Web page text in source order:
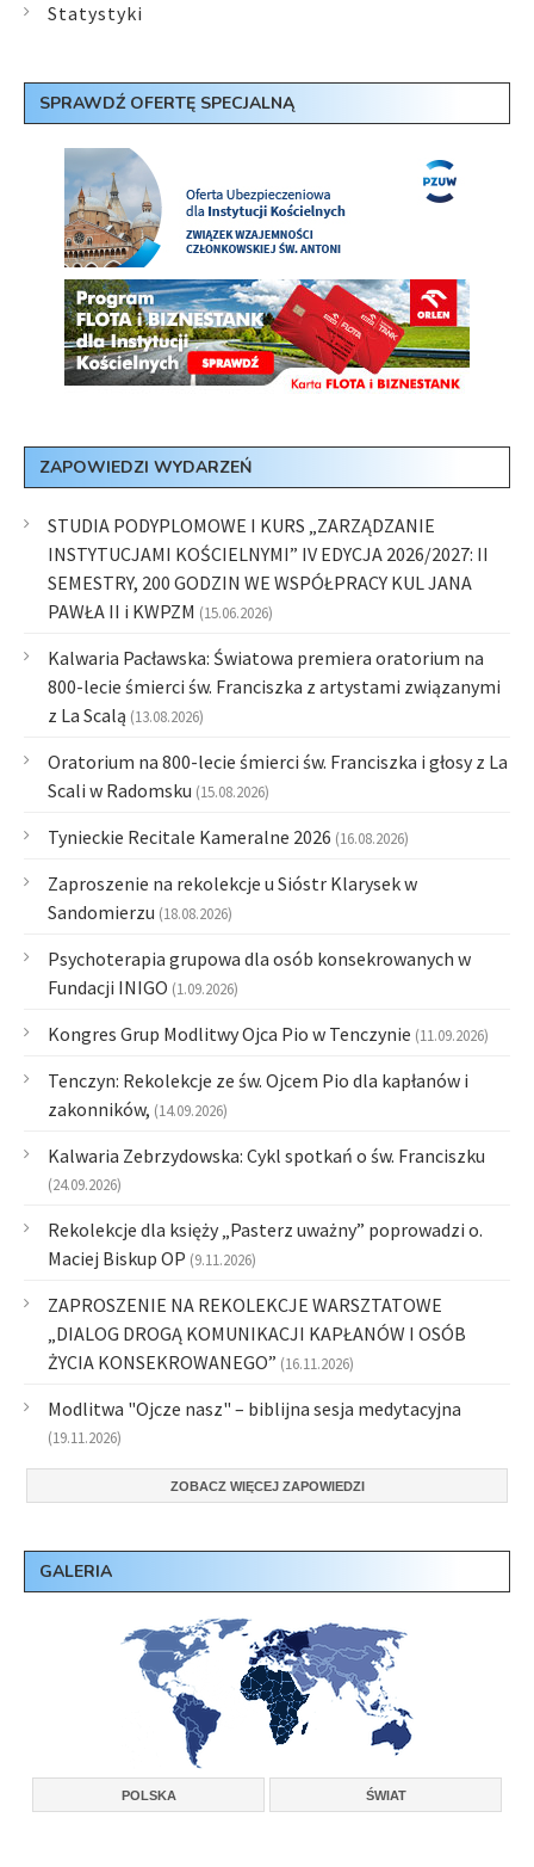
Statystyki
SPRAWDŹ OFERTĘ SPECJALNĄ
ZAPOWIEDZI WYDARZEŃ
STUDIA PODYPLOMOWE I KURS „ZARZĄDZANIE
INSTYTUCJAMI KOŚCIELNYMI” IV EDYCJA 2026/2027: II
SEMESTRY, 200 GODZIN WE WSPÓŁPRACY KUL JANA
PAWŁA II i KWPZM (15.06.2026)
Kalwaria Pacławska: Światowa premiera oratorium na
800-lecie śmierci św. Franciszka z artystami związanymi
z La Scalą (13.08.2026)
Oratorium na 800-lecie śmierci św. Franciszka i głosy z La
Scali w Radomsku (15.08.2026)
Tynieckie Recitale Kameralne 2026 (16.08.2026)
Zaproszenie na rekolekcje u Sióstr Klarysek w
Sandomierzu (18.08.2026)
Psychoterapia grupowa dla osób konsekrowanych w
Fundacji INIGO (1.09.2026)
Kongres Grup Modlitwy Ojca Pio w Tenczynie (11.09.2026)
Tenczyn: Rekolekcje ze św. Ojcem Pio dla kapłanów i
zakonników, (14.09.2026)
Kalwaria Zebrzydowska: Cykl spotkań o św. Franciszku
(24.09.2026)
Rekolekcje dla księży „Pasterz uważny” poprowadzi o.
Maciej Biskup OP (9.11.2026)
ZAPROSZENIE NA REKOLEKCJE WARSZTATOWE
„DIALOG DROGĄ KOMUNIKACJI KAPŁANÓW I OSÓB
ŻYCIA KONSEKROWANEGO” (16.11.2026)
Modlitwa "Ojcze nasz" – biblijna sesja medytacyjna
(19.11.2026)
ZOBACZ WIĘCEJ ZAPOWIEDZI
GALERIA
POLSKA ŚWIAT